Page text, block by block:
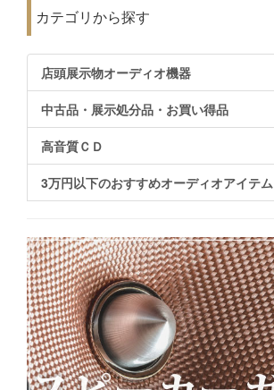
カテゴリから探す
店頭展示物オーディオ機器
中古品・展示処分品・お買い得品
高音質ＣＤ
3万円以下のおすすめオーディオアイテム